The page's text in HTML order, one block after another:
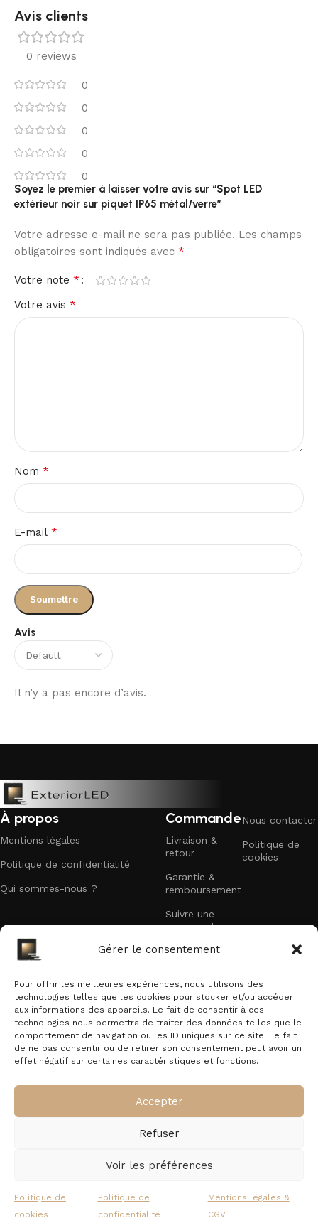
Gérer le consentement
Pour offrir les meilleures expériences, nous utilisons des
technologies telles que les cookies pour stocker et/ou accéder
aux informations des appareils. Le fait de consentir à ces
technologies nous permettra de traiter des données telles que le
comportement de navigation ou les ID uniques sur ce site. Le fait
de ne pas consentir ou de retirer son consentement peut avoir un
effet négatif sur certaines caractéristiques et fonctions.
Accepter
Refuser
Voir les préférences
Politique de
cookies
Politique de
confidentialité
Mentions légales &
CGV
Avis clients
0 reviews
0
0
0
0
0
Avis
Il n’y a pas encore d’avis.
Soyez le premier à laisser votre avis sur “Spot LED
extérieur noir sur piquet IP65 métal/verre”
Votre adresse e-mail ne sera pas publiée. Les champs
obligatoires sont indiqués avec *
Votre note *
Votre avis *
Nom *
E-mail *
À propos
Mentions légales
Politique de confidentialité
Qui sommes-nous ?
Commande
Livraison &
retour
Garantie &
remboursement
Suivre une
commande
Nous contacter
Politique de
cookies
Recevez nos offres exclusives
promotions et offres exclusives dans votre boîte
mail.
E-mail